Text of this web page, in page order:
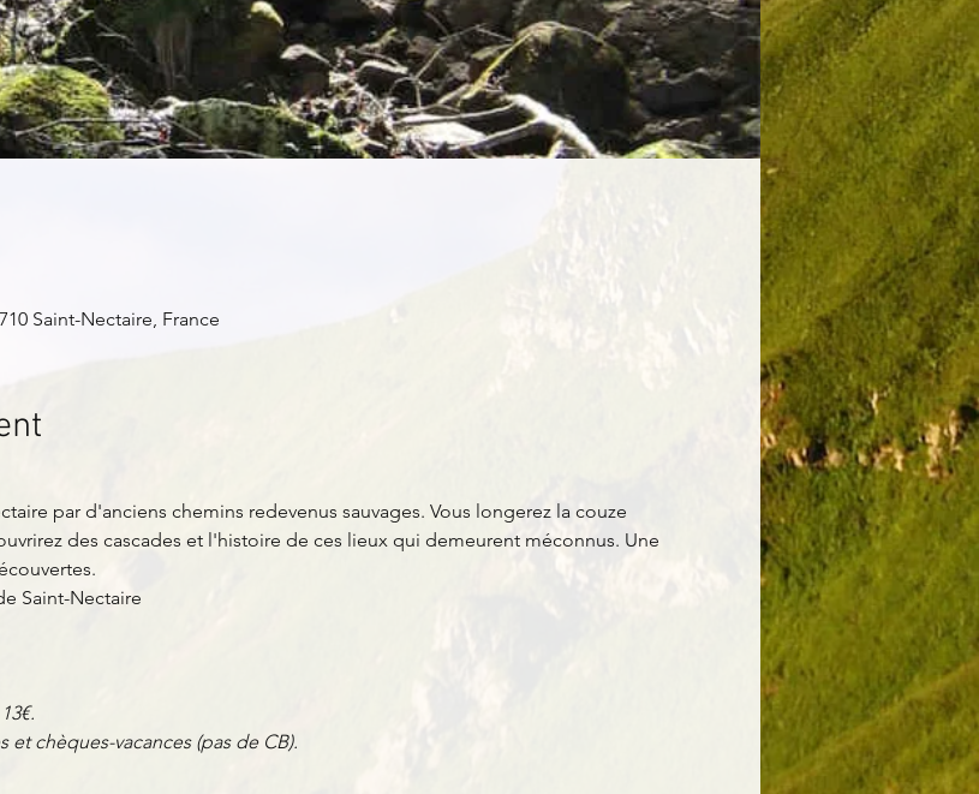
Saint-Nectaire, France
par d'anciens chemins redevenus sauvages. Vous longerez la couze
des cascades et l'histoire de ces lieux qui demeurent méconnus. Une
Saint-Nectaire
chèques-vacances (pas de CB).